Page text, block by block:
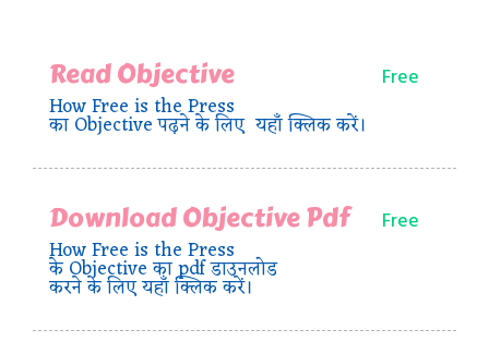
Read Objective
How Free is the Press
का Objective पढ़ने के लिए यहाँ क्लिक करें।
Free
Download Objective Pdf
How Free is the Press
के Objective का pdf डाउनलोड
करने के लिए यहाँ क्लिक करें।
Free